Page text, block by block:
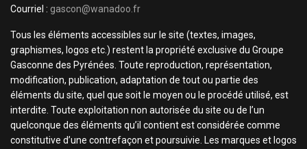
Courriel : gascon@wanadoo.fr
Tous les éléments accessibles sur le site (textes, images,
graphismes, logos etc.) restent la propriété exclusive du Groupe
Gasconne des Pyrénées. Toute reproduction, représentation,
modification, publication, adaptation de tout ou partie des
éléments du site, quel que soit le moyen ou le procédé utilisé, est
interdite. Toute exploitation non autorisée du site ou de l’un
quelconque des éléments qu’il contient est considérée comme
constitutive d’une contrefaçon et poursuivie. Les marques et logos